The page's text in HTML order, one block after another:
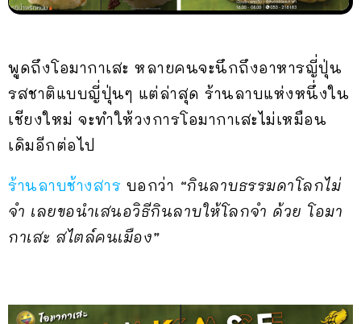
พูดถึงโอมากาเสะ หลายคนจะนึกถึงอาหารญี่ปุ่น
รสชาติแบบญี่ปุ่นๆ แต่ล่าสุด ร้านลาบแห่งหนึ่งใน
เชียงใหม่ จะทำให้วงการโอมากาเสะไม่เหมือน
เดิมอีกต่อไป
ร้านลาบช้างสาร บอกว่า “กินลาบธรรมดาโลกไม่
จำ เลยขอนำเสนอวิธีกินลาบให้โลกจำ ด้วย โอมา
กาเสะ สไตล์คนเมือง”